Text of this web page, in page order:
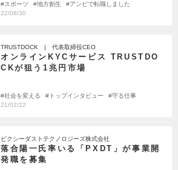
スポーツ 地方創生
アンビで転職しました
22/08/30
TRUSTDOCK | 代表取締役CEO
オンラインKYCサービス TRUSTDO
CKが狙う1兆円市場
社会を変える トップインタビュー
守る仕事
21/02/22
ピクシーダストテクノロジーズ株式会社
落合陽一氏率いる「PXDT」が事業開
発職を募集